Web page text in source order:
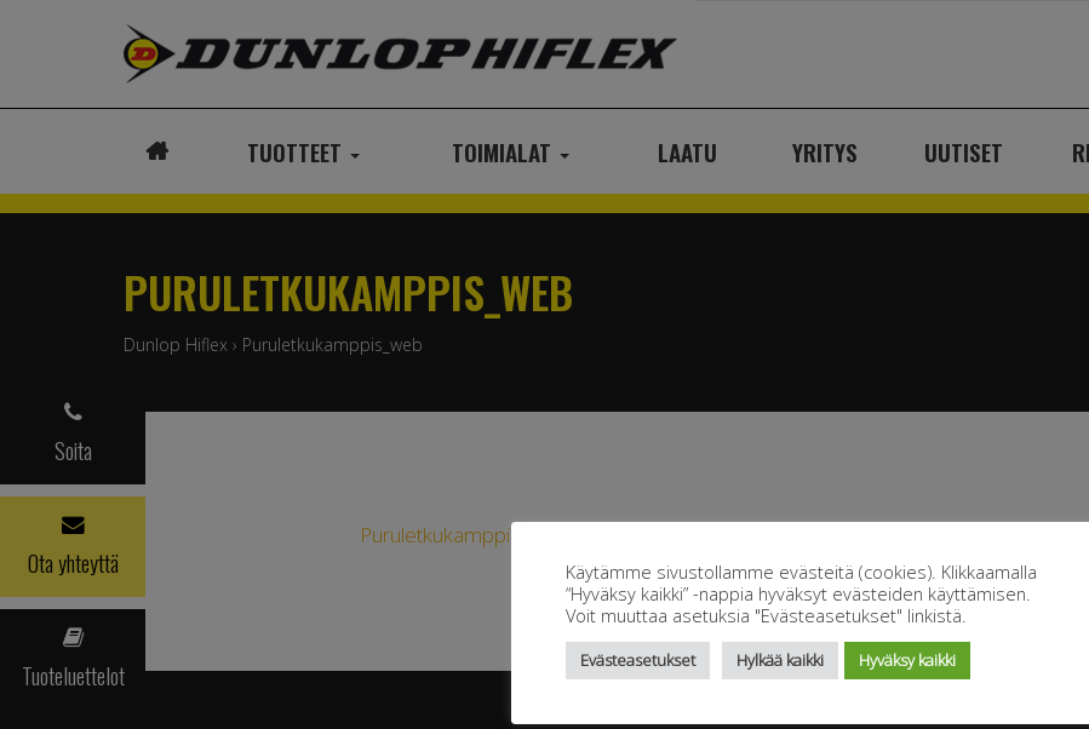
TUOTTEET TOIMIALAT LAATU YRITYS UUTISET
Soita
Ota yhteyttä
Tuoteluettelot
PURULETKUKAMPPIS_WEB
Dunlop Hiflex › Puruletkukamppis_web
Puruletkukamppis_web
Käytämme sivustollamme evästeitä (cookies). Klikkaamalla
“Hyväksy kaikki” -nappia hyväksyt evästeiden käyttämisen.
Voit muuttaa asetuksia "Evästeasetukset" linkistä.
Evästeasetukset Hylkää kaikki Hyväksy kaikki